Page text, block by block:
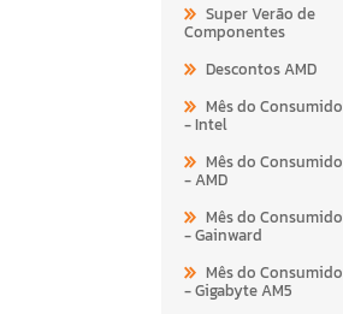
Super Verão de
Componentes
Descontos AMD
Mês do
- Intel
Mês do
- AMD
Mês do
- Gainward
Mês do
- Gigabyte AM5